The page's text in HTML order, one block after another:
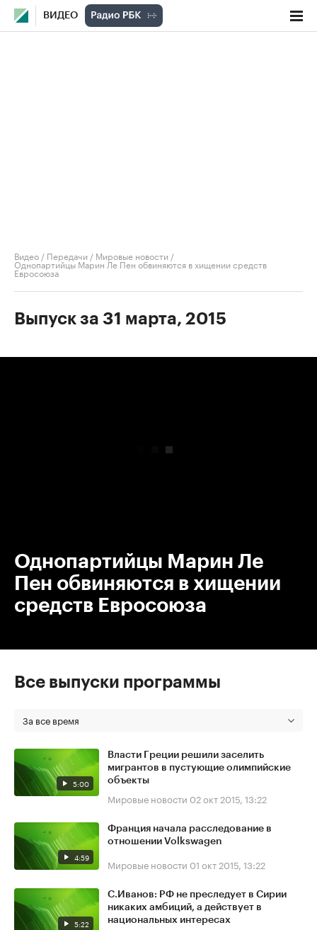
ВИДЕО
Видео / Передачи / Мировые новости /
Однопартийцы Марин Ле Пен обвиняются в хищении средств
Евросоюза
Выпуск за 31 марта, 2015
Однопартийцы Марин Ле
Пен обвиняются в хищении
средств Евросоюза
Все выпуски программы
За все время
5:00
Власти Греции решили заселить
мигрантов в пустующие олимпийские
объекты
Мировые новости 02 окт 2015, 13:22
4:59
Франция начала расследование в
отношении Volkswagen
Мировые новости 01 окт 2015, 13:22
5:22
С.Иванов: РФ не преследует в Сирии
никаких амбиций, а действует в
национальных интересах